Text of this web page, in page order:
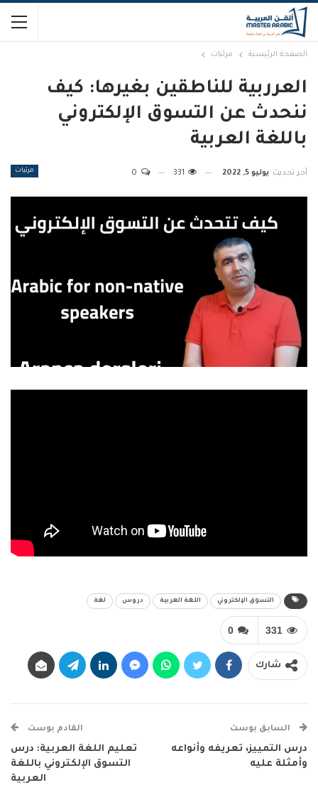
الصفحة الرئيسية مرئيات
العرربية للناطقين بغيرها: كيف
ننحدث عن التسوق الإلكتروني
باللغة العربية
مرئيات آخر تحديث يوليو 5, 2022
التسوق الإلكتروني اللغة العربية دروس لغة
0 331
شارك
السابق بوست
درس التمييز، تعريفه وأنواعه
وأمثلة عليه
القادم بوست
تعليم اللغة العربية: درس
التسوق الإلكتروني باللغة
العربية